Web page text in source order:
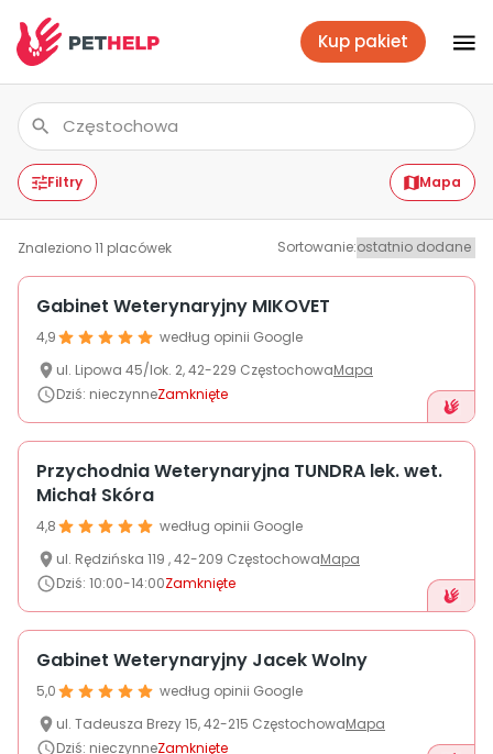
+48 790 277 277
EN
Pakiety weterynaryjne
Ubezpieczenie psa i kota
Benefit dla firm
O nas
Placówki
Zaloguj się
Kup pakiet
Filtry Mapa
Znaleziono11 placówek Sortowanie:
Gabinet Weterynaryjny MIKOVET
4,9
według opinii Google
ul. Lipowa 45/lok. 2,42-229 CzęstochowaMapa
Dziś: nieczynneZamknięte
Przychodnia Weterynaryjna TUNDRA lek. wet.
Michał Skóra
4,8
według opinii Google
ul. Rędzińska 119 ,42-209 CzęstochowaMapa
Dziś: 10:00-14:00Zamknięte
Gabinet Weterynaryjny Jacek Wolny
5,0
według opinii Google
ul. Tadeusza Brezy15,42-215 CzęstochowaMapa
Dziś: nieczynneZamknięte